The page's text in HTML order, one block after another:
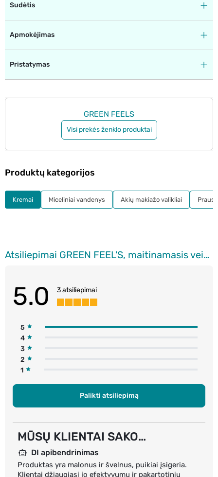
Sudėtis
Apmokėjimas
Pristatymas
GREEN FEELS
Visi prekės ženklo produktai
Atsiliepimai GREEN FEEL'S, maitinamasis veido kremas, 50 ml
5.0 3 atsiliepimai
5
4
3
2
1
Palikti atsiliepimą
MŪSŲ KLIENTAI SAKO…
DI apibendrinimas
Produktas yra malonus ir švelnus, puikiai įsigeria.
Klientai džiaugiasi jo efektyvumu ir pakartotiniu
Produktų kategorijos
Kremai Miceliniai vandenys Akių makiažo valikliai